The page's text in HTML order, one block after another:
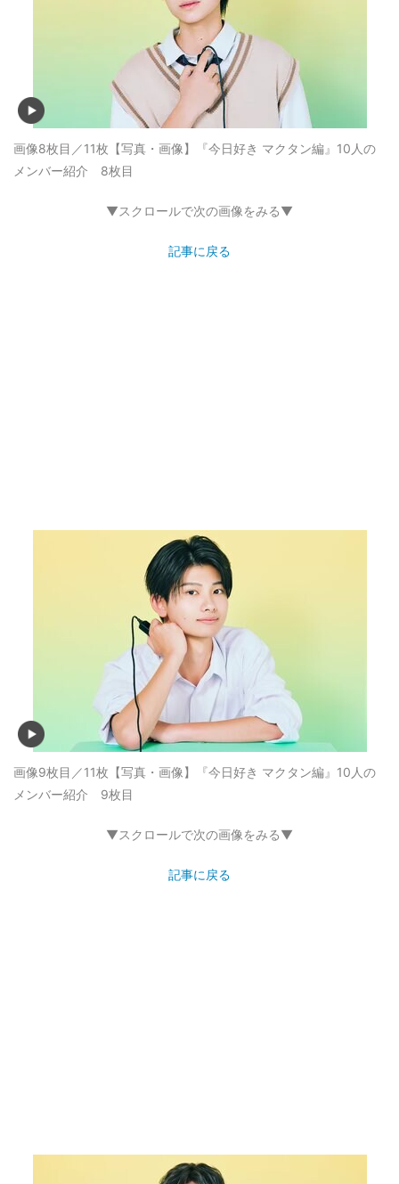
画像8枚目／11枚 【写真・画像】『今日好き マクタン編』10人の
メンバー紹介 8枚目
▼スクロールで次の画像をみる▼
記事に戻る
画像9枚目／11枚 【写真・画像】『今日好き マクタン編』10人の
メンバー紹介 9枚目
▼スクロールで次の画像をみる▼
記事に戻る